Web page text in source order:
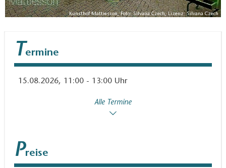
Kunsthof Mattiesson, Foto: Silvana Czech, Lizenz: Silvana Czech
T ermine
15.08.2026, 11:00 - 13:00 Uhr
Alle Termine
Preise